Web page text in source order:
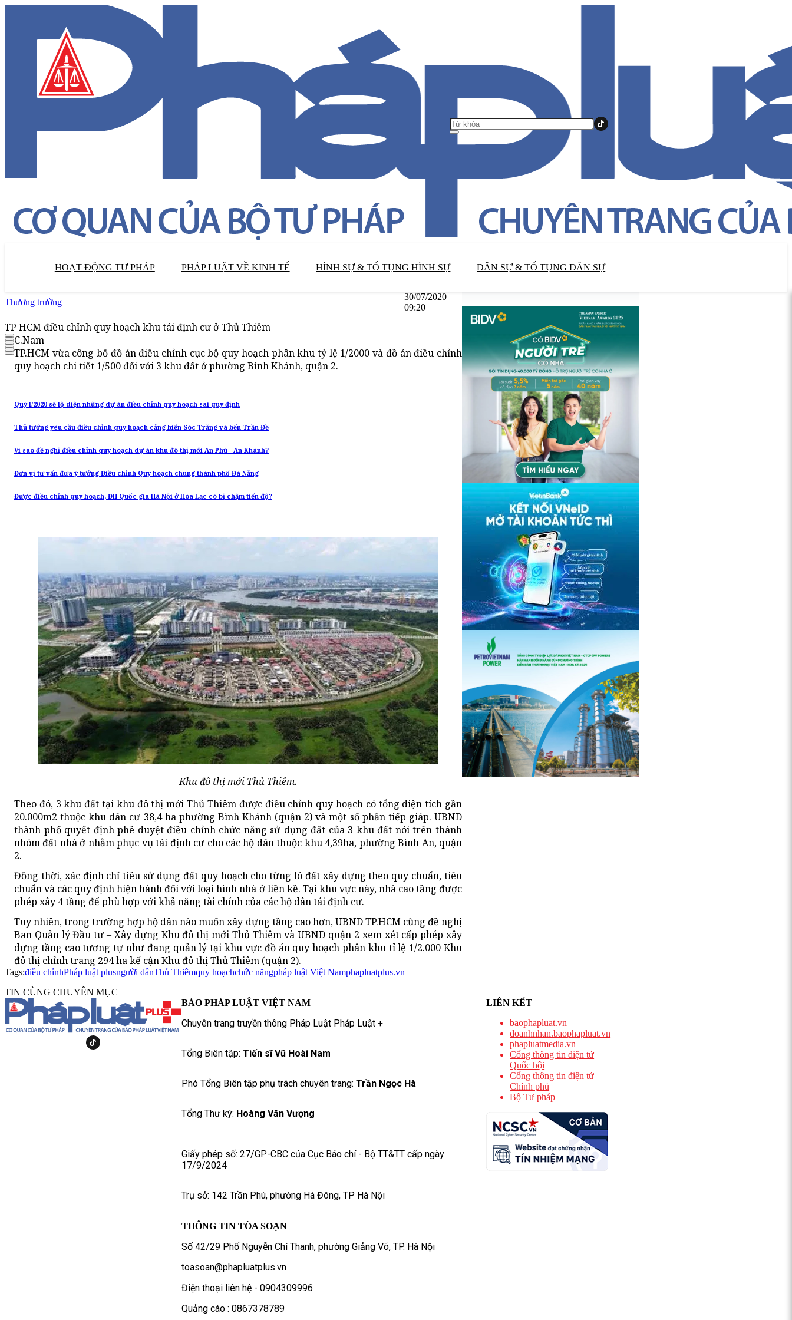
HOẠT ĐỘNG TƯ PHÁP PHÁP LUẬT VỀ KINH TẾ HÌNH SỰ & TỐ TỤNG HÌNH SỰ DÂN SỰ & TỐ TỤNG DÂN SỰ
Thương trường
30/07/2020
09:20
TP HCM điều chỉnh quy hoạch khu tái định cư ở Thủ Thiêm
C.Nam
TP.HCM vừa công bố đồ án điều chỉnh cục bộ quy hoạch phân khu tỷ lệ 1/2000 và đồ án điều chỉnh
quy hoạch chi tiết 1/500 đối với 3 khu đất ở phường Bình Khánh, quận 2.
Quý I/2020 sẽ lộ diện những dự án điều chỉnh quy hoạch sai quy định
Thủ tướng yêu cầu điều chỉnh quy hoạch cảng biển Sóc Trăng và bến Trần Đề
Vì sao đề nghị điều chỉnh quy hoạch dự án khu đô thị mới An Phú - An Khánh?
Đơn vị tư vấn đưa ý tưởng Điều chỉnh Quy hoạch chung thành phố Đà Nẵng
Được điều chỉnh quy hoạch, ĐH Quốc gia Hà Nội ở Hòa Lạc có bị chậm tiến độ?
Khu đô thị mới Thủ Thiêm.
Theo đó, 3 khu đất tại khu đô thị mới Thủ Thiêm được điều chỉnh quy hoạch có tổng diện tích gần
20.000m2 thuộc khu dân cư 38,4 ha phường Bình Khánh (quận 2) và một số phần tiếp giáp. UBND
thành phố quyết định phê duyệt điều chỉnh chức năng sử dụng đất của 3 khu đất nói trên thành
nhóm đất nhà ở nhằm phục vụ tái định cư cho các hộ dân thuộc khu 4,39ha, phường Bình An, quận
2.
Đồng thời, xác định chỉ tiêu sử dụng đất quy hoạch cho từng lô đất xây dựng theo quy chuẩn, tiêu
chuẩn và các quy định hiện hành đối với loại hình nhà ở liền kề. Tại khu vực này, nhà cao tầng được
phép xây 4 tầng để phù hợp với khả năng tài chính của các hộ dân tái định cư.
Tuy nhiên, trong trường hợp hộ dân nào muốn xây dựng tầng cao hơn, UBND TP.HCM cũng đề nghị
Ban Quản lý Đầu tư – Xây dựng Khu đô thị mới Thủ Thiêm và UBND quận 2 xem xét cấp phép xây
dựng tầng cao tương tự như đang quản lý tại khu vực đồ án quy hoạch phân khu tỉ lệ 1/2.000 Khu
đô thị chỉnh trang 294 ha kế cận Khu đô thị Thủ Thiêm (quận 2).
Tags:điều chỉnhPháp luật plusngười dânThủ Thiêmquy hoạchchức năngpháp luật Việt Namphapluatplus.vn
TIN CÙNG CHUYÊN MỤC
BÁO PHÁP LUẬT VIỆT NAM
Chuyên trang truyền thông Pháp Luật Pháp Luật +
Tổng Biên tập: Tiến sĩ Vũ Hoài Nam
Phó Tổng Biên tập phụ trách chuyên trang: Trần Ngọc Hà
Tổng Thư ký: Hoàng Văn Vượng
Giấy phép số: 27/GP-CBC của Cục Báo chí - Bộ TT&TT cấp ngày
17/9/2024
Trụ sở: 142 Trần Phú, phường Hà Đông, TP Hà Nội
THÔNG TIN TÒA SOẠN
Số 42/29 Phố Nguyễn Chí Thanh, phường Giảng Võ, TP. Hà Nội
toasoan@phapluatplus.vn
Điện thoại liên hệ - 0904309996
Quảng cáo : 0867378789
LIÊN KẾT
baophapluat.vn
doanhnhan.baophapluat.vn
phapluatmedia.vn
Cổng thông tin điện tử
Quốc hội
Cổng thông tin điện tử
Chính phủ
Bộ Tư pháp